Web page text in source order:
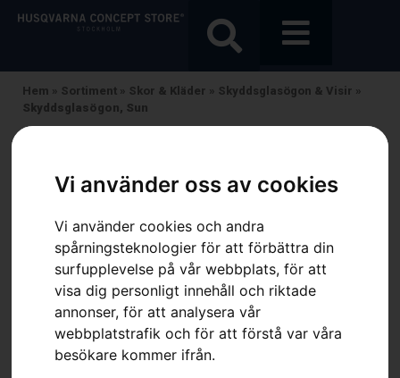
Vi använder oss av cookies
Vi använder cookies och andra
spårningsteknologier för att förbättra din
surfupplevelse på vår webbplats, för att
visa dig personligt innehåll och riktade
annonser, för att analysera vår
webbplatstrafik och för att förstå var våra
besökare kommer ifrån.
Hem » Sortiment » Skor & Kläder » Skyddsglasögon & Visir »
Skyddsglasögon, Sun